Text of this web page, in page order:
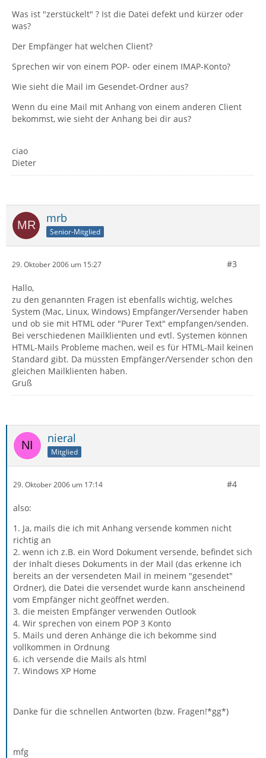
Was ist "zerstückelt" ? Ist die Datei defekt und kürzer oder
was?
Der Empfänger hat welchen Client?
Sprechen wir von einem POP- oder einem IMAP-Konto?
Wie sieht die Mail im Gesendet-Ordner aus?
Wenn du eine Mail mit Anhang von einem anderen Client
bekommst, wie sieht der Anhang bei dir aus?
ciao
Dieter
mrb
Senior-Mitglied
29. Oktober 2006 um 15:27 #3
Hallo,
zu den genannten Fragen ist ebenfalls wichtig, welches
System (Mac, Linux, Windows) Empfänger/Versender haben
und ob sie mit HTML oder "Purer Text" empfangen/senden.
Bei verschiedenen Mailklienten und evtl. Systemen können
HTML-Mails Probleme machen, weil es für HTML-Mail keinen
Standard gibt. Da müssten Empfänger/Versender schon den
gleichen Mailklienten haben.
Gruß
nieral
Mitglied
29. Oktober 2006 um 17:14 #4
also:
1. Ja, mails die ich mit Anhang versende kommen nicht
richtig an
2. wenn ich z.B. ein Word Dokument versende, befindet sich
der Inhalt dieses Dokuments in der Mail (das erkenne ich
bereits an der versendeten Mail in meinem "gesendet"
Ordner), die Datei die versendet wurde kann anscheinend
vom Empfänger nicht geöffnet werden.
3. die meisten Empfänger verwenden Outlook
4. Wir sprechen von einem POP 3 Konto
5. Mails und deren Anhänge die ich bekomme sind
vollkommen in Ordnung
6. ich versende die Mails als html
7. Windows XP Home
Danke für die schnellen Antworten (bzw. Fragen!*gg*)
mfg